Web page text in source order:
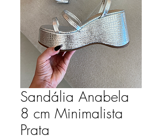
Sandália Anabela
8 cm Minimalista
Prata